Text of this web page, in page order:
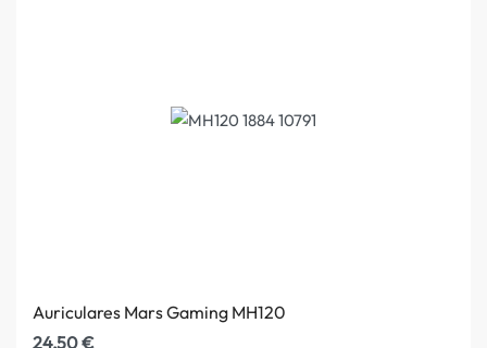
Auriculares Mars Gaming MH120
24,50€